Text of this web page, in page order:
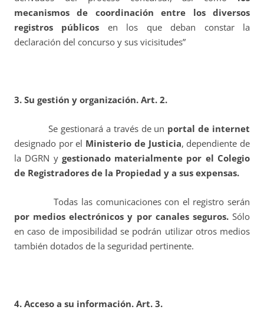
mecanismos de coordinación entre los diversos
registros públicos en los que deban constar la
declaración del concurso y sus vicisitudes”
3. Su gestión y organización. Art. 2.
Se gestionará a través de un portal de internet
designado por el Ministerio de Justicia, dependiente de
la DGRN y gestionado materialmente por el Colegio
de Registradores de la Propiedad y a sus expensas.
Todas las comunicaciones con el registro serán
por medios electrónicos y por canales seguros.Sólo
en caso de imposibilidad se podrán utilizar otros medios
también dotados de la seguridad pertinente.
4. Acceso a su información. Art. 3.